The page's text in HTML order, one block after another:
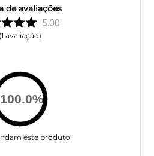
de avaliações
5.00
1 avaliação
100.0%
este produto